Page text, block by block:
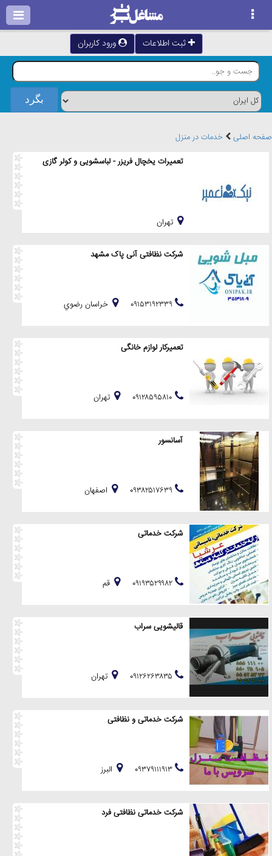
ثبت اطلاعات ورود کاربران
صفحه اصلی
خدمات در منزل
تعمیرات یخچال فریزر - لباسشویی و کولر گازی
تهران
شرکت نظافتی آنی پاک مشهد
خراسان رضوي
تعمیرکار لوازم خانگی
تهران
آسانسور
اصفهان
شرکت خدماتی
قم
قالیشویی سراب
تهران
شرکت خدماتی و نظافتی
البرز
شرکت خدماتی نظافتی فرد